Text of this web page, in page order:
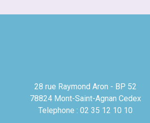
28 rue Raymond Aron - BP 52
78824 Mont-Saint-Agnan Cedex
Telephone : 02 35 12 10 10